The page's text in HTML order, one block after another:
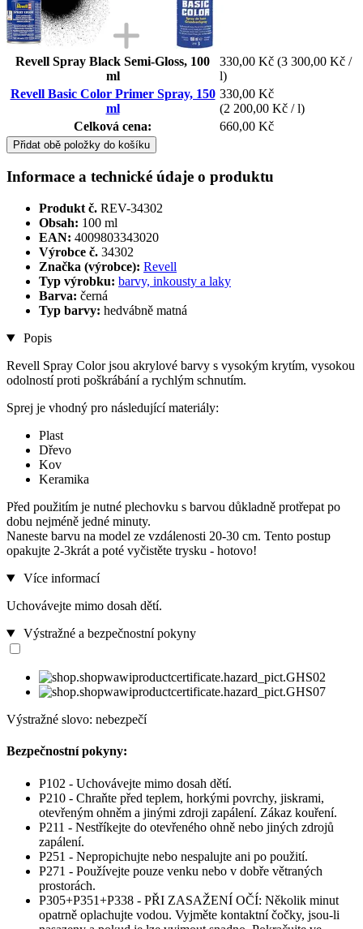
Revell Spray Black Semi-Gloss, 100
ml
330,00 Kč (3 300,00 Kč /
l)
Revell Basic Color Primer Spray, 150
ml
330,00 Kč
(2 200,00 Kč / l)
Celková cena:
660,00 Kč
Přidat obě položky do košíku
Informace a technické údaje o produktu
Produkt č. REV-34302
Obsah: 100 ml
EAN: 4009803343020
Výrobce č. 34302
Značka (výrobce): Revell
Typ výrobku: barvy, inkousty a laky
Barva: černá
Typ barvy: hedvábně matná
Popis
Revell Spray Color jsou akrylové barvy s vysokým krytím, vysokou
odolností proti poškrábání a rychlým schnutím.
Sprej je vhodný pro následující materiály:
Plast
Dřevo
Kov
Keramika
Před použitím je nutné plechovku s barvou důkladně protřepat po
dobu nejméně jedné minuty.
Naneste barvu na model ze vzdálenosti 20-30 cm. Tento postup
opakujte 2-3krát a poté vyčistěte trysku - hotovo!
Více informací
Uchovávejte mimo dosah dětí.
Výstražné a bezpečnostní pokyny
Výstražné slovo: nebezpečí
Bezpečnostní pokyny:
P102 - Uchovávejte mimo dosah dětí.
P210 - Chraňte před teplem, horkými povrchy, jiskrami,
otevřeným ohněm a jinými zdroji zapálení. Zákaz kouření.
P211 - Nestříkejte do otevřeného ohně nebo jiných zdrojů
zapálení.
P251 - Nepropichujte nebo nespalujte ani po použití.
P271 - Používejte pouze venku nebo v dobře větraných
prostorách.
P305+P351+P338 - PŘI ZASAŽENÍ OČÍ: Několik minut
opatrně oplachujte vodou. Vyjměte kontaktní čočky, jsou-li